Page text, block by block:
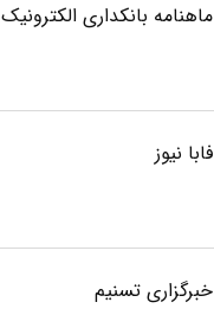
ماهنامه بانکداری الکترونیک
فابا نیوز
خبرگزاری تسنیم